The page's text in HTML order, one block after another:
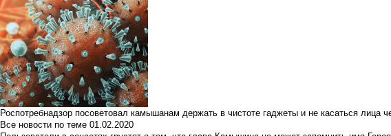
Роспотребнадзор посоветовал камышанам держать в чистоте гаджеты и не касаться лица
Все новости по теме 01.02.2020